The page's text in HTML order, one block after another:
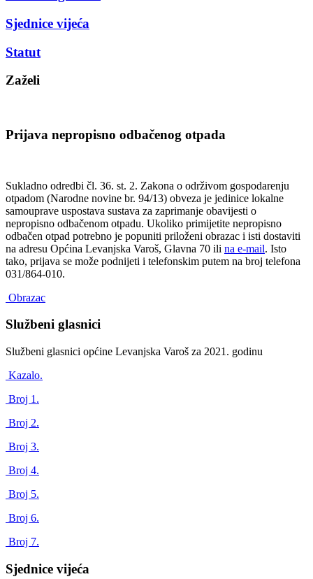
Sjednice vijeća
Statut
Zaželi
Prijava nepropisno odbačenog otpada
Sukladno odredbi čl. 36. st. 2. Zakona o održivom gospodarenju
otpadom (Narodne novine br. 94/13) obveza je jedinice lokalne
samouprave uspostava sustava za zaprimanje obavijesti o
nepropisno odbačenom otpadu. Ukoliko primijetite nepropisno
odbačen otpad potrebno je popuniti priloženi obrazac i isti dostaviti
na adresu Općina Levanjska Varoš, Glavna 70 ili na e-mail. Isto
tako, prijava se može podnijeti i telefonskim putem na broj telefona
031/864-010.
Obrazac
Službeni glasnici
Službeni glasnici općine Levanjska Varoš za 2021. godinu
Kazalo.
Broj 1.
Broj 2.
Broj 3.
Broj 4.
Broj 5.
Broj 6.
Broj 7.
Sjednice vijeća